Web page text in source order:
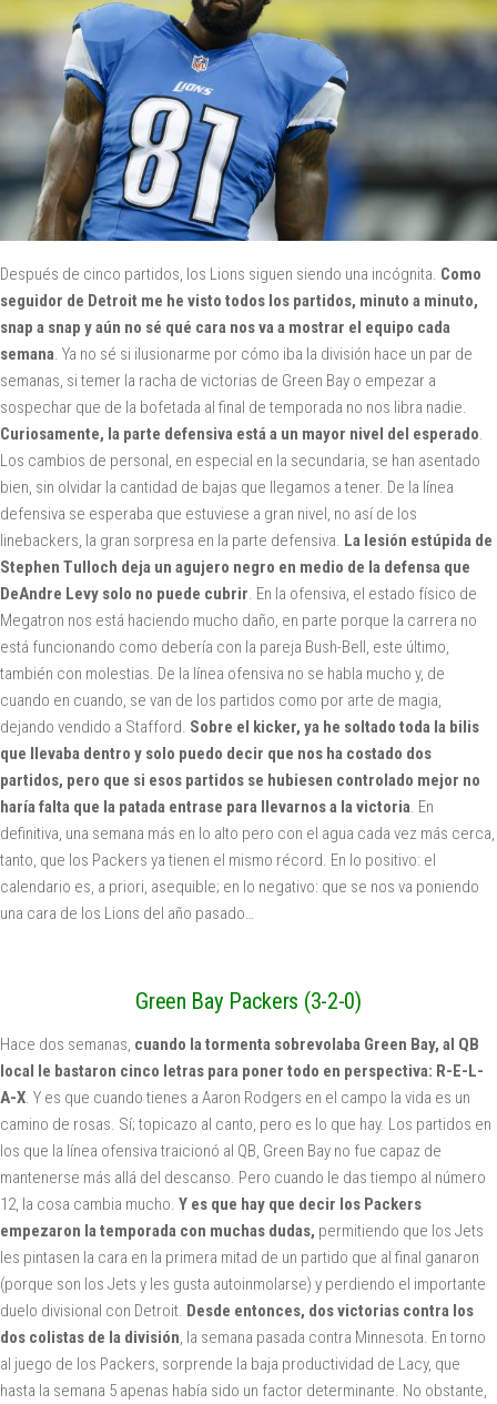
Después de cinco partidos, los Lions siguen siendo una incógnita. Como
seguidor de Detroit me he visto todos los partidos, minuto a minuto,
snap a snap y aún no sé qué cara nos va a mostrar el equipo cada
semana. Ya no sé si ilusionarme por cómo iba la división hace un par de
semanas, si temer la racha de victorias de Green Bay o empezar a
sospechar que de la bofetada al final de temporada no nos libra nadie.
Curiosamente, la parte defensiva está a un mayor nivel del esperado.
Los cambios de personal, en especial en la secundaria, se han asentado
bien, sin olvidar la cantidad de bajas que llegamos a tener. De la línea
defensiva se esperaba que estuviese a gran nivel, no así de los
linebackers, la gran sorpresa en la parte defensiva. La lesión estúpida de
Stephen Tulloch deja un agujero negro en medio de la defensa que
DeAndre Levy solo no puede cubrir. En la ofensiva, el estado físico de
Megatron nos está haciendo mucho daño, en parte porque la carrera no
está funcionando como debería con la pareja Bush-Bell, este último,
también con molestias. De la línea ofensiva no se habla mucho y, de
cuando en cuando, se van de los partidos como por arte de magia,
dejando vendido a Stafford. Sobre el kicker, ya he soltado toda la bilis
que llevaba dentro y solo puedo decir que nos ha costado dos
partidos, pero que si esos partidos se hubiesen controlado mejor no
haría falta que la patada entrase para llevarnos a la victoria. En
definitiva, una semana más en lo alto pero con el agua cada vez más cerca,
tanto, que los Packers ya tienen el mismo récord. En lo positivo: el
calendario es, a priori, asequible; en lo negativo: que se nos va poniendo
una cara de los Lions del año pasado…
Green Bay Packers (3-2-0)
Hace dos semanas, cuando la tormenta sobrevolaba Green Bay, al QB
local le bastaron cinco letras para poner todo en perspectiva: R-E-L-
A-X. Y es que cuando tienes a Aaron Rodgers en el campo la vida es un
camino de rosas. Sí; topicazo al canto, pero es lo que hay. Los partidos en
los que la línea ofensiva traicionó al QB, Green Bay no fue capaz de
mantenerse más allá del descanso. Pero cuando le das tiempo al número
12, la cosa cambia mucho. Y es que hay que decir los Packers
empezaron la temporada con muchas dudas, permitiendo que los Jets
les pintasen la cara en la primera mitad de un partido que al final ganaron
(porque son los Jets y les gusta autoinmolarse) y perdiendo el importante
duelo divisional con Detroit. Desde entonces, dos victorias contra los
dos colistas de la división, la semana pasada contra Minnesota. En torno
al juego de los Packers, sorprende la baja productividad de Lacy, que
hasta la semana 5 apenas había sido un factor determinante. No obstante,